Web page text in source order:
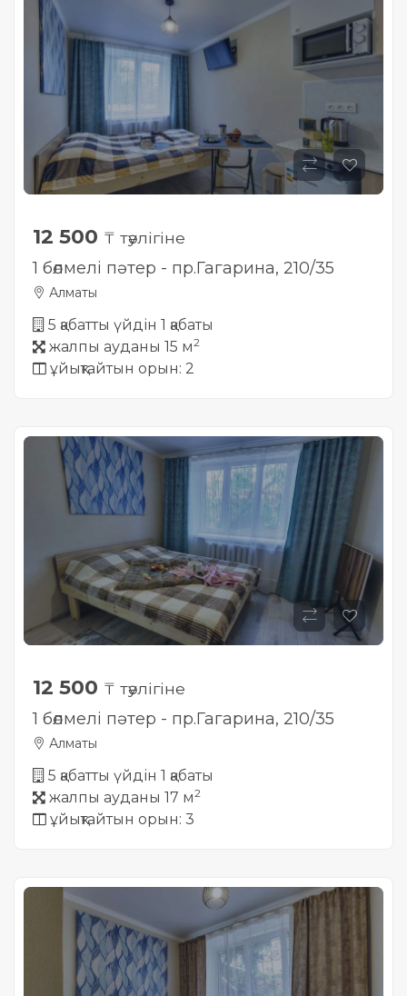
12 500 ₸ тәулігіне
1 бөлмелі пәтер - пр.Гагарина, 210/35
Алматы
5 қабатты үйдін 1 қабаты
жалпы ауданы 15 м2
ұйықтайтын орын: 2
12 500 ₸ тәулігіне
1 бөлмелі пәтер - пр.Гагарина, 210/35
Алматы
5 қабатты үйдін 1 қабаты
жалпы ауданы 17 м2
ұйықтайтын орын: 3